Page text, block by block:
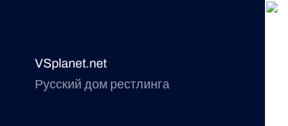
VSplanet.net
Русский дом рестлинга